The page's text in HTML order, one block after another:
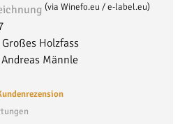
(via Winefo.eu / e-label.eu)
Holzfass
Männle